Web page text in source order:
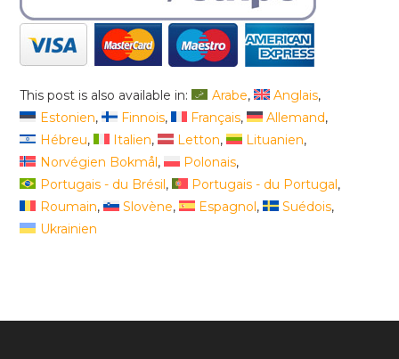
This post is also available in: Arabe
Anglais
Estonien
Finnois Français
Allemand
Hébreu
Italien Letton
Lituanien
Norvégien Bokmål
Polonais
Portugais - du Brésil
Portugais - du Portugal
Roumain
Slovène Espagnol
Suédois
Ukrainien